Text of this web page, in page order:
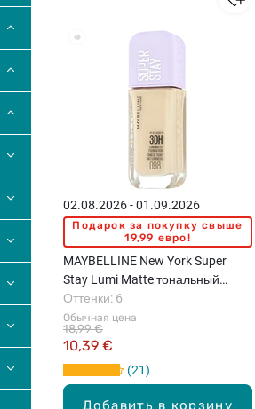
Добавить в корзину
02.08.2026 - 01.09.2026
Подарок за покупку свыше
19,99 евро!
MAYBELLINE New York Super
Stay Lumi Matte тональный
крем, 35мл
Обычная цена
10,39 €
18,99 €
Оттенки: 6
21